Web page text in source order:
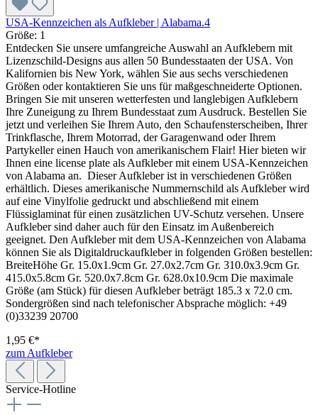
USA-Kennzeichen als Aufkleber | Alabama.4
Größe: 1
Entdecken Sie unsere umfangreiche Auswahl an Aufklebern mit
Lizenzschild-Designs aus allen 50 Bundesstaaten der USA. Von
Kalifornien bis New York, wählen Sie aus sechs verschiedenen
Größen oder kontaktieren Sie uns für maßgeschneiderte Optionen.
Bringen Sie mit unseren wetterfesten und langlebigen Aufklebern
Ihre Zuneigung zu Ihrem Bundesstaat zum Ausdruck. Bestellen Sie
jetzt und verleihen Sie Ihrem Auto, den Schaufensterscheiben, Ihrer
Trinkflasche, Ihrem Motorrad, der Garagenwand oder Ihrem
Partykeller einen Hauch von amerikanischem Flair! Hier bieten wir
Ihnen eine license plate als Aufkleber mit einem USA-Kennzeichen
von Alabama an. Dieser Aufkleber ist in verschiedenen Größen
erhältlich. Dieses amerikanische Nummernschild als Aufkleber wird
auf eine Vinylfolie gedruckt und abschließend mit einem
Flüssiglaminat für einen zusätzlichen UV-Schutz versehen. Unsere
Aufkleber sind daher auch für den Einsatz im Außenbereich
geeignet. Den Aufkleber mit dem USA-Kennzeichen von Alabama
können Sie als Digitaldruckaufkleber in folgenden Größen bestellen:
BreiteHöhe Gr. 15.0x1.9cm Gr. 27.0x2.7cm Gr. 310.0x3.9cm Gr.
415.0x5.8cm Gr. 520.0x7.8cm Gr. 628.0x10.9cm Die maximale
Größe (am Stück) für diesen Aufkleber beträgt 185.3 x 72.0 cm.
Sondergrößen sind nach telefonischer Absprache möglich: +49
(0)33239 20700
1,95 €*
zum Aufkleber
Service-Hotline